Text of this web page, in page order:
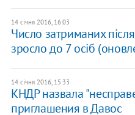
14 січня 2016, 16:03
Число затриманих
зросло до 7 осіб
14 січня 2016, 15:33
КНДР назвала
приглашения в Давос